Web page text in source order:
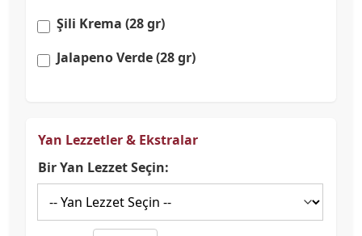
Şili Krema (28 gr)
Jalapeno Verde (28 gr)
Yan Lezzetler & Ekstralar
Bir Yan Lezzet Seçin: